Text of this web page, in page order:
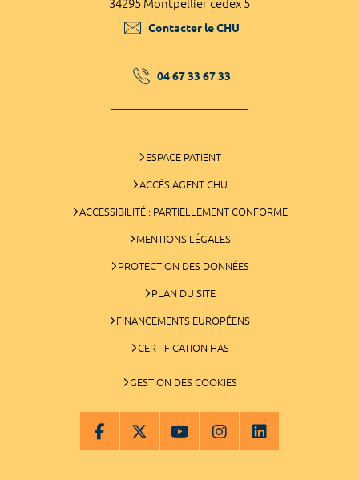
34295 Montpellier cedex 5
Contacter le CHU
04 67 33 67 33
ESPACE PATIENT
ACCÈS AGENT CHU
ACCESSIBILITÉ : PARTIELLEMENT CONFORME
MENTIONS LÉGALES
PROTECTION DES DONNÉES
PLAN DU SITE
FINANCEMENTS EUROPÉENS
CERTIFICATION HAS
GESTION DES COOKIES